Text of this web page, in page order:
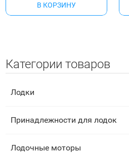
В КОРЗИНУ
Категории товаров
Лодки
Принадлежности для лодок
Лодочные моторы